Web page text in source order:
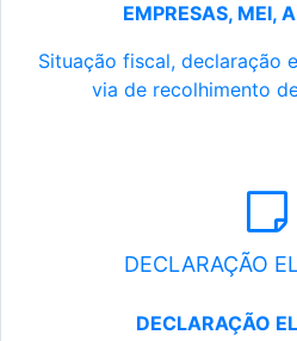
EMPRESAS, MEI,
Situação fiscal, declaração
via de recolhimento
DECLARAÇÃO
DECLARAÇÃO